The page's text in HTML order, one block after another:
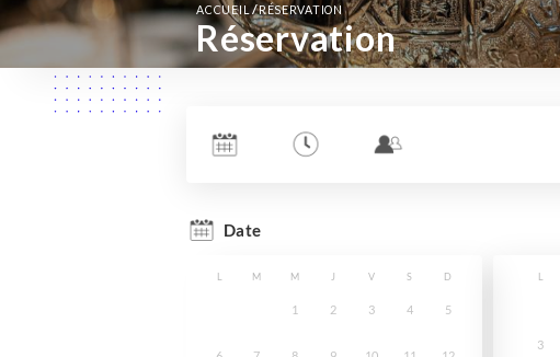
ACCUEIL/RÉSERVATION
Réservation